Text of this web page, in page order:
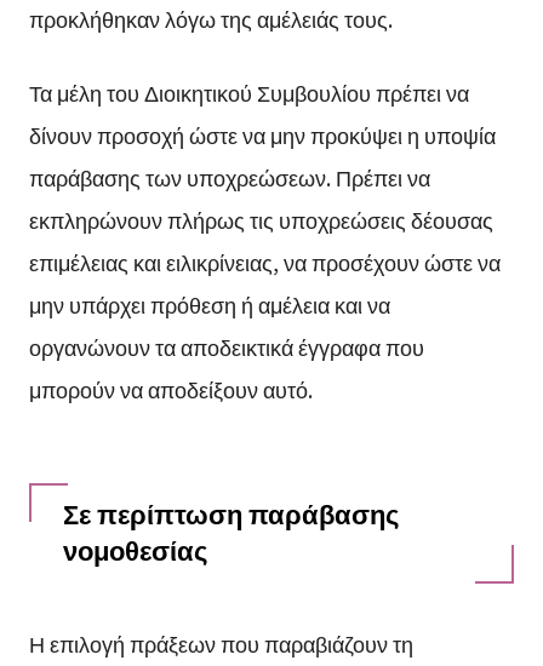
προκλήθηκαν λόγω της αμέλειάς τους.
Τα μέλη του Διοικητικού Συμβουλίου πρέπει να
δίνουν προσοχή ώστε να μην προκύψει η υποψία
παράβασης των υποχρεώσεων. Πρέπει να
εκπληρώνουν πλήρως τις υποχρεώσεις δέουσας
επιμέλειας και ειλικρίνειας, να προσέχουν ώστε να
μην υπάρχει πρόθεση ή αμέλεια και να
οργανώνουν τα αποδεικτικά έγγραφα που
μπορούν να αποδείξουν αυτό.
Σε περίπτωση παράβασης
νομοθεσίας
Η επιλογή πράξεων που παραβιάζουν τη